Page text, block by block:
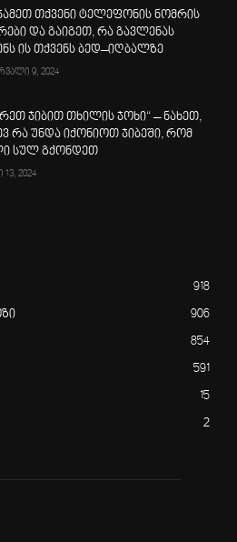
თქვენი ტელეფონის ნომრის
და გაიგეთ, რა გავლენას
ის თქვენს ბედ–იღბალზე
9, 2024
ჯიბით თხილის ჯოხი“ – ნახეთ,
რა უნდა იქონიოთ ჯიბეში, რომ
სულ გქონდეთ
2024
918
906
854
591
15
2